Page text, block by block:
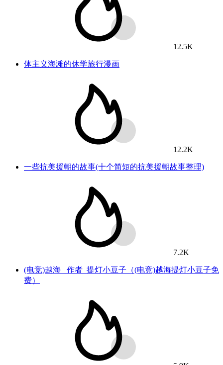
12.5K
体主义海滩的休学旅行漫画
12.2K
一些抗美援朝的故事(十个简短的抗美援朝故事整理)
7.2K
(电竞)越海_ 作者_提灯小豆子（(电竞)越海提灯小豆子免
费）